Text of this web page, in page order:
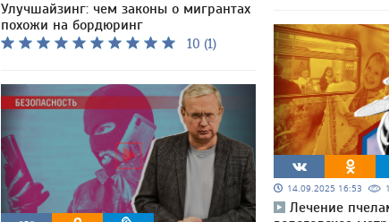
Улучшайзинг: чем законы о мигрантах
похожи на бордюринг
10 (1)
14.09.2025 16:53
Лечение